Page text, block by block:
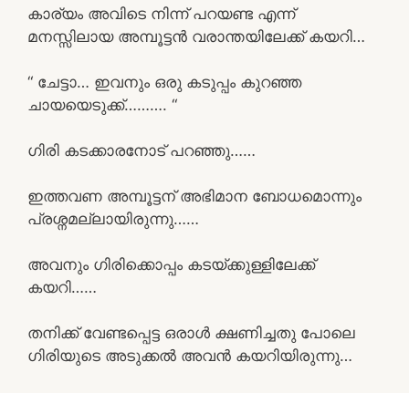
കാര്യം അവിടെ നിന്ന് പറയണ്ട എന്ന്
മനസ്സിലായ അമ്പൂട്ടൻ വരാന്തയിലേക്ക് കയറി…
“ ചേട്ടാ… ഇവനും ഒരു കടുപ്പം കുറഞ്ഞ
ചായയെടുക്ക്………. “
ഗിരി കടക്കാരനോട് പറഞ്ഞു……
ഇത്തവണ അമ്പൂട്ടന് അഭിമാന ബോധമൊന്നും
പ്രശ്നമല്ലായിരുന്നു……
അവനും ഗിരിക്കൊപ്പം കടയ്ക്കുള്ളിലേക്ക്
കയറി……
തനിക്ക് വേണ്ടപ്പെട്ട ഒരാൾ ക്ഷണിച്ചതു പോലെ
ഗിരിയുടെ അടുക്കൽ അവൻ കയറിയിരുന്നു…